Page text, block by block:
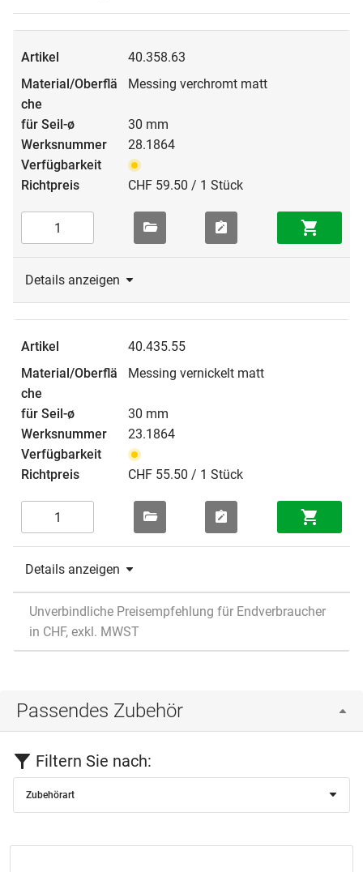
40.358.63
Messing verchromt matt
30 mm
28.1864
CHF 59.50 / 1 Stück
Details anzeigen
40.435.55
Messing vernickelt matt
30 mm
23.1864
CHF 55.50 / 1 Stück
Details anzeigen
Unverbindliche Preisempfehlung für Endverbraucher
in CHF, exkl. MWST
Passendes Zubehör
Filtern Sie nach:
Zubehörart